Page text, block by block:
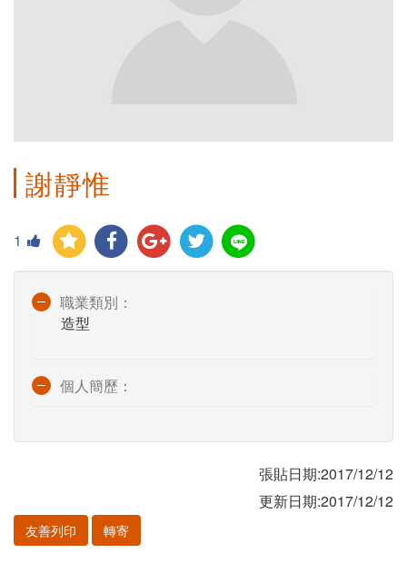
謝靜惟
1
職業類別：
造型
個人簡歷：
張貼日期:2017/12/12
更新日期:2017/12/12
友善列印 轉寄